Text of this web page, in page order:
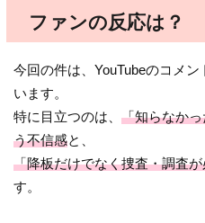
ファンの反応は？
今回の件は、YouTubeのコメ
います。
特に目立つのは、「知らなか
う不信感と、
「降板だけでなく捜査・調査
す。